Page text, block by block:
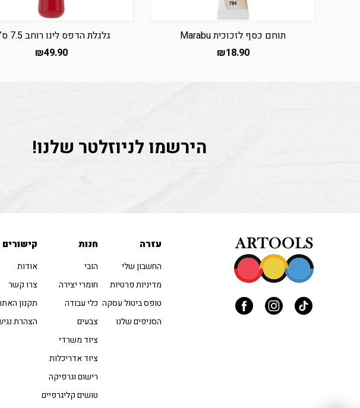
תוחם כסף לזכוכית Marabu
₪18.90
גלגלת הדפס לינו רוחב 7.5 ס”מ
₪49.90
הירשמו לניוזלטר שלנו!
עזרה
החשבון שלי
מדיניות פרטיות
טופס ביטול עסקה
הסניפים שלנו
חנות
הובי
חומרי יצירה
כלי עבודה
צבעים
ציוד משרדי
ציוד אדריכלות
רישום וגרפיקה
טושים קליגרפיים
אודות
צרו קשר
תקנון
הצהרת